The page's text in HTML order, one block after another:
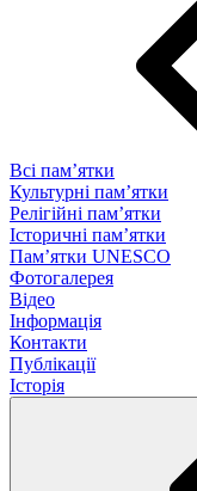
Всі пам’ятки
Культурні пам’ятки
Релігійні пам’ятки
Історичні пам’ятки
Пам’ятки UNESCO
Фотогалерея
Відео
Інформація
Контакти
Публікації
Історія